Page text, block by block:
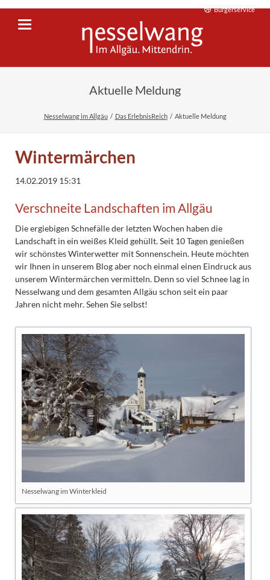
Bürgerservice
Aktuelle Meldung
Nesselwang im Allgäu Das ErlebnisReich Aktuelle Meldung
Wintermärchen
14.02.2019 15:31
Verschneite Landschaften im Allgäu
Die ergiebigen Schnefälle der letzten Wochen haben die
Landschaft in ein weißes Kleid gehüllt. Seit 10 Tagen genießen
wir schönstes Winterwetter mit Sonnenschein. Heute möchten
wir Ihnen in unserem Blog aber noch einmal einen Eindruck aus
unserem Wintermärchen vermitteln. Denn so viel Schnee lag in
Nesselwang und dem gesamten Allgäu schon seit ein paar
Jahren nicht mehr. Sehen Sie selbst!
Nesselwang im Winterkleid